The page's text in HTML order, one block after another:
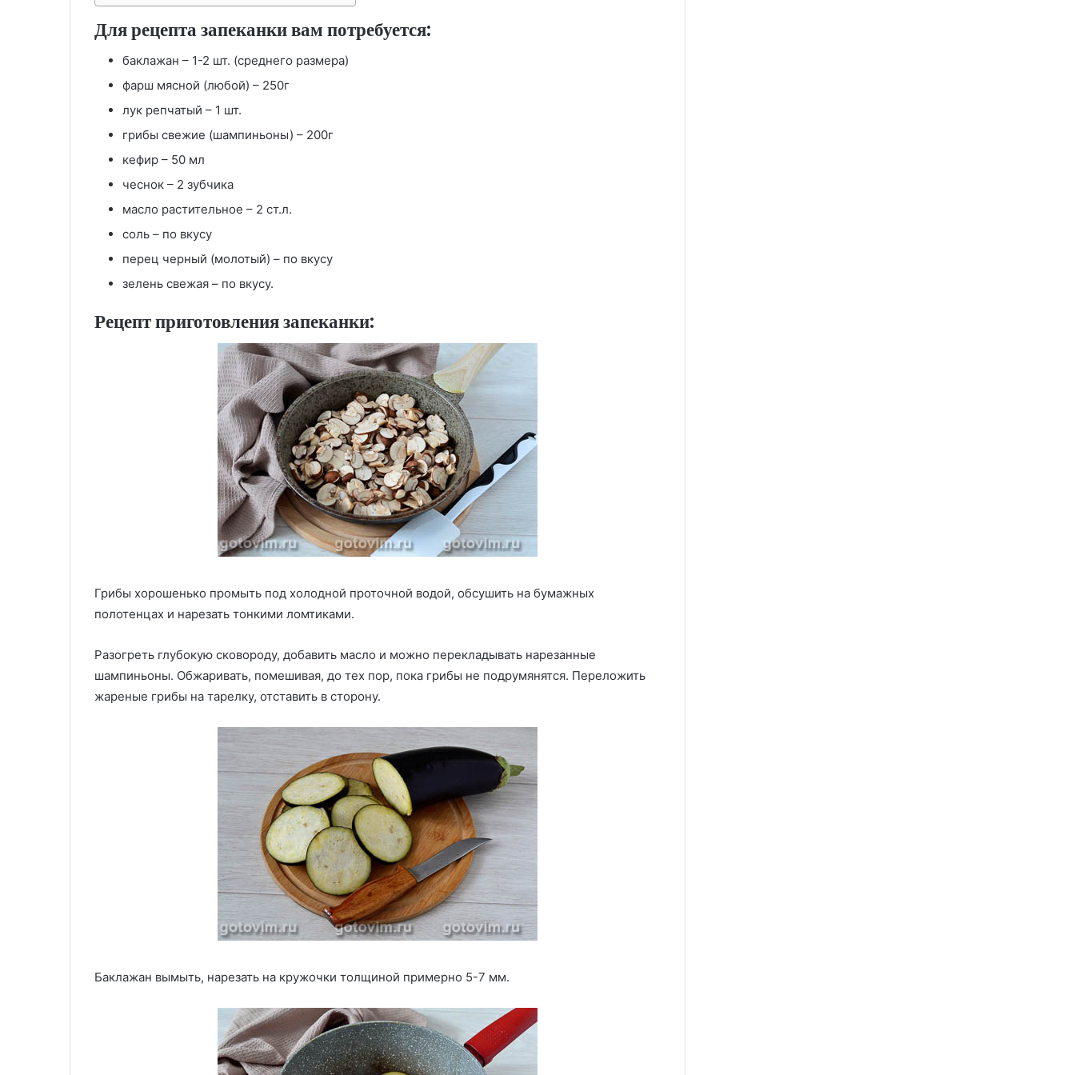
Для рецепта запеканки вам потребуется:
баклажан – 1-2 шт. (среднего размера)
фарш мясной (любой) – 250г
лук репчатый – 1 шт.
грибы свежие (шампиньоны) – 200г
кефир – 50 мл
чеснок – 2 зубчика
масло растительное – 2 ст.л.
соль – по вкусу
перец черный (молотый) – по вкусу
зелень свежая – по вкусу.
Рецепт приготовления запеканки:
Грибы хорошенько промыть под холодной проточной водой, обсушить на бумажных
полотенцах и нарезать тонкими ломтиками.
Разогреть глубокую сковороду, добавить масло и можно перекладывать нарезанные
шампиньоны. Обжаривать, помешивая, до тех пор, пока грибы не подрумянятся. Переложить
жареные грибы на тарелку, отставить в сторону.
Баклажан вымыть, нарезать на кружочки толщиной примерно 5-7 мм.